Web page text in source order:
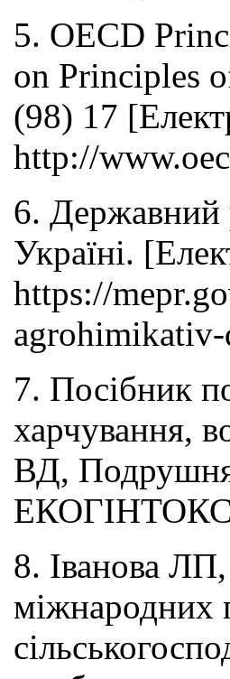
5. OECD
on Principles
(98) 17
http://
6. Державний
Україні.
https://
7. Посібник
харчування,
ВД,
8. Іванова
міжнародних